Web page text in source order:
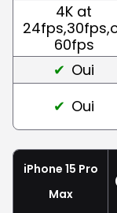
4K at
60fps
Oui
Oui
iPhone 15 Pro
Max